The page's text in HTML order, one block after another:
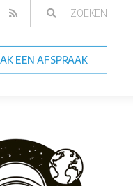
ZOEKEN
EEN AFSPRAAK